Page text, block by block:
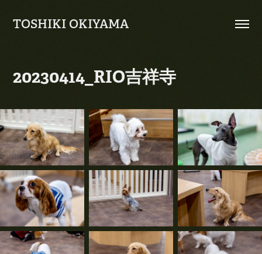
TOSHIKI OKIYAMA
20230414_RIO吉祥寺